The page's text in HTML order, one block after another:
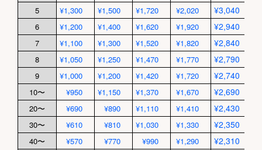
5 ¥1,300 ¥1,500 ¥1,720 ¥2,020 ¥3,040
6 ¥1,200 ¥1,400 ¥1,620 ¥1,920 ¥2,940
7 ¥1,100 ¥1,300 ¥1,520 ¥1,820 ¥2,840
8 ¥1,050 ¥1,250 ¥1,470 ¥1,770 ¥2,790
9 ¥1,000 ¥1,200 ¥1,420 ¥1,720 ¥2,740
10〜 ¥950 ¥1,150 ¥1,370 ¥1,670 ¥2,690
20〜 ¥690 ¥890 ¥1,110 ¥1,410 ¥2,430
30〜 ¥610 ¥810 ¥1,030 ¥1,330 ¥2,350
40〜 ¥570 ¥770 ¥990 ¥1,290 ¥2,310